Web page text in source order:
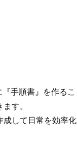
手順書』を作るこ
す。
成して日常を効率化